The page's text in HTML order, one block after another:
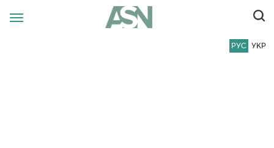
РУС УКР